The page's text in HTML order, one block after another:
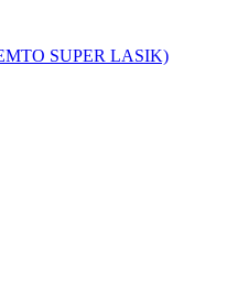
SUPER LASIK)